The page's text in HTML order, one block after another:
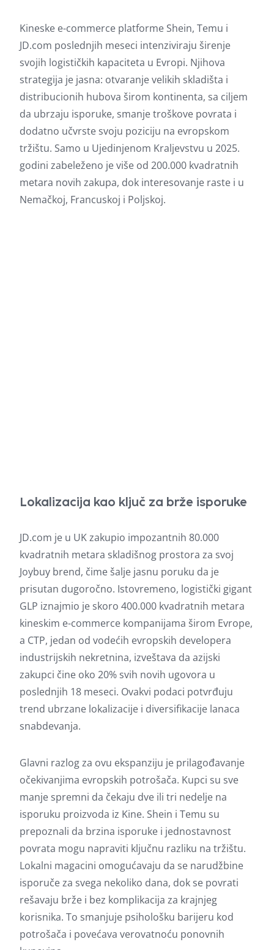
Kineske e-commerce platforme Shein, Temu i
JD.com poslednjih meseci intenziviraju širenje
svojih logističkih kapaciteta u Evropi. Njihova
strategija je jasna: otvaranje velikih skladišta i
distribucionih hubova širom kontinenta, sa ciljem
da ubrzaju isporuke, smanje troškove povrata i
dodatno učvrste svoju poziciju na evropskom
tržištu. Samo u Ujedinjenom Kraljevstvu u 2025.
godini zabeleženo je više od 200.000 kvadratnih
metara novih zakupa, dok interesovanje raste i u
Nemačkoj, Francuskoj i Poljskoj.
Lokalizacija kao ključ za brže isporuke
JD.com je u UK zakupio impozantnih 80.000
kvadratnih metara skladišnog prostora za svoj
Joybuy brend, čime šalje jasnu poruku da je
prisutan dugoročno. Istovremeno, logistički gigant
GLP iznajmio je skoro 400.000 kvadratnih metara
kineskim e-commerce kompanijama širom Evrope,
a CTP, jedan od vodećih evropskih developera
industrijskih nekretnina, izveštava da azijski
zakupci čine oko 20% svih novih ugovora u
poslednjih 18 meseci. Ovakvi podaci potvrđuju
trend ubrzane lokalizacije i diversifikacije lanaca
snabdevanja.
Glavni razlog za ovu ekspanziju je prilagođavanje
očekivanjima evropskih potrošača. Kupci su sve
manje spremni da čekaju dve ili tri nedelje na
isporuku proizvoda iz Kine. Shein i Temu su
prepoznali da brzina isporuke i jednostavnost
povrata mogu napraviti ključnu razliku na tržištu.
Lokalni magacini omogućavaju da se narudžbine
isporuče za svega nekoliko dana, dok se povrati
rešavaju brže i bez komplikacija za krajnjeg
korisnika. To smanjuje psihološku barijeru kod
potrošača i povećava verovatnoću ponovnih